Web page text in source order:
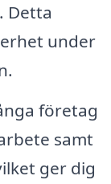
Detta
under
företag
samt
ger dig